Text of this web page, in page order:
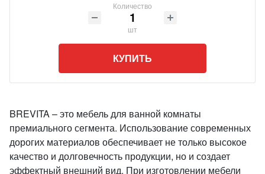
Количество
шт
КУПИТЬ
BREVITA – это мебель для ванной комнаты
премиального сегмента. Использование современных
дорогих материалов обеспечивает не только высокое
качество и долговечность продукции, но и создает
эффектный внешний вид. При изготовлении мебели